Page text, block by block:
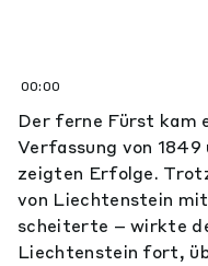
00:00
Der ferne Fürst kam
Verfassung von
zeigten Erfolge.
von Liechtenstein
scheiterte – wirkte
Liechtenstein fort,